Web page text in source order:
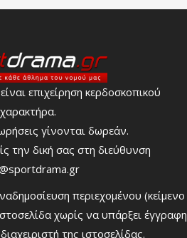
επιχείρηση κερδοσκοπικού
χαρακτήρα.
γίνονται δωρεάν.
την δική σας στη διεύθυνση
περιεχομένου (κείμενο
χωρίς να υπάρξει έγγραφη
της ιστοσελίδας.